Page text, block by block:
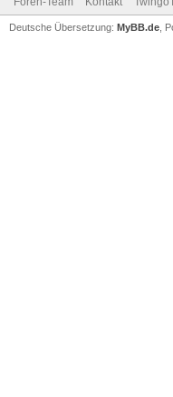
Deutsche Übersetzung: MyBB.de ,